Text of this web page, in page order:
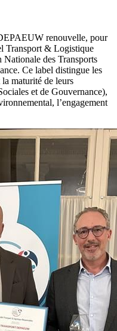
renouvelle, pour
Transport & Logistique
Nationale des Transports
Ce label distingue les
maturité de leurs
et de Gouvernance),
l’engagement